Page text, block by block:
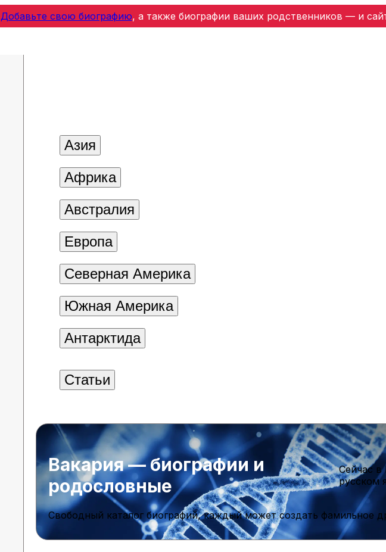
Добавьте свою биографию, а также биографии ваших родственников — и
Азия
Африка
Австралия
Европа
Северная Америка
Южная Америка
Антарктида
Статьи
Вакария — биографии и
родословные
Cейчас в
русском
Свободный каталог биографий, каждый может создать фамильное